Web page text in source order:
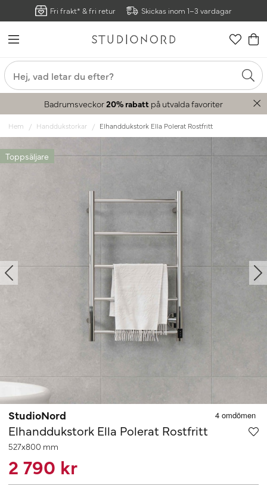
Fri frakt* & fri retur Skickas inom 1–3 vardagar
Badrumsveckor20% rabatt på utvalda favoriter
Hem Handdukstorkar Elhanddukstork Ella Polerat Rostfritt
Toppsäljare
StudioNord
Elhanddukstork Ella Polerat Rostfritt
527x800 mm
2 790 kr